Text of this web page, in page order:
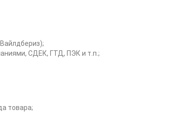
СДЕК, ГТД, ПЭК и т.п.;
товара;